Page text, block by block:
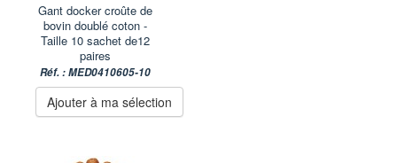
Gant docker croûte de
bovin doublé coton -
Taille 10 sachet de12
paires
Réf. : MED0410605-10
Ajouter à ma sélection